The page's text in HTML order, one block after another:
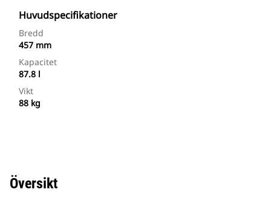
Huvudspecifikationer
Bredd
457 mm
Kapacitet
87.8 l
Vikt
88 kg
Översikt